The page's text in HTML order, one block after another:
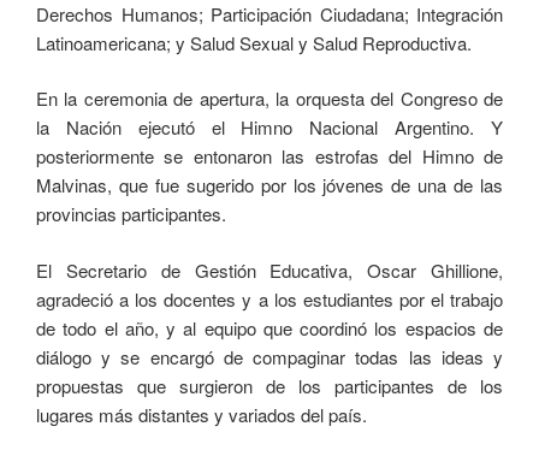
Derechos Humanos; Participación Ciudadana; Integración
Latinoamericana; y Salud Sexual y Salud Reproductiva.
En la ceremonia de apertura, la orquesta del Congreso de
la Nación ejecutó el Himno Nacional Argentino. Y
posteriormente se entonaron las estrofas del Himno de
Malvinas, que fue sugerido por los jóvenes de una de las
provincias participantes.
El Secretario de Gestión Educativa, Oscar Ghillione,
agradeció a los docentes y a los estudiantes por el trabajo
de todo el año, y al equipo que coordinó los espacios de
diálogo y se encargó de compaginar todas las ideas y
propuestas que surgieron de los participantes de los
lugares más distantes y variados del país.